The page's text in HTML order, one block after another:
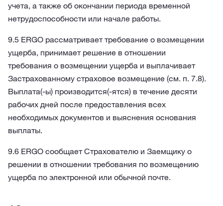
учета, а также об окончании периода временной
нетрудоспособности или начале работы.
9.5 ERGO рассматривает требование о возмещении
ущерба, принимает решение в отношении
требования о возмещении ущерба и выплачивает
Застрахованному страховое возмещение (см. п. 7.8).
Выплата(-ы) производится(-ятся) в течение десяти
рабочих дней после предоставления всех
необходимых документов и выяснения основания
выплаты.
9.6 ERGO сообщает Страхователю и Заемщику о
решении в отношении требования по возмещению
ущерба по электронной или обычной почте.